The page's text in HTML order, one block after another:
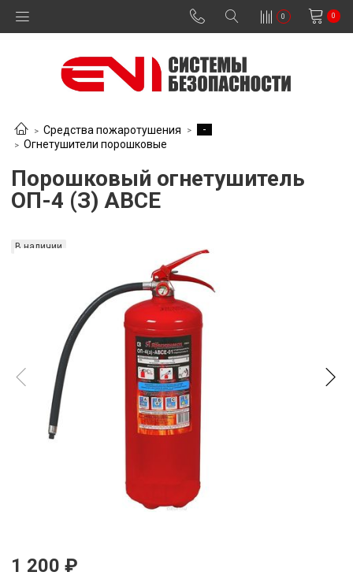
0 0
Средства пожаротушения
-
Огнетушители порошковые
Порошковый огнетушитель
ОП-4 (З) АВСЕ
В наличии
1 200 ₽